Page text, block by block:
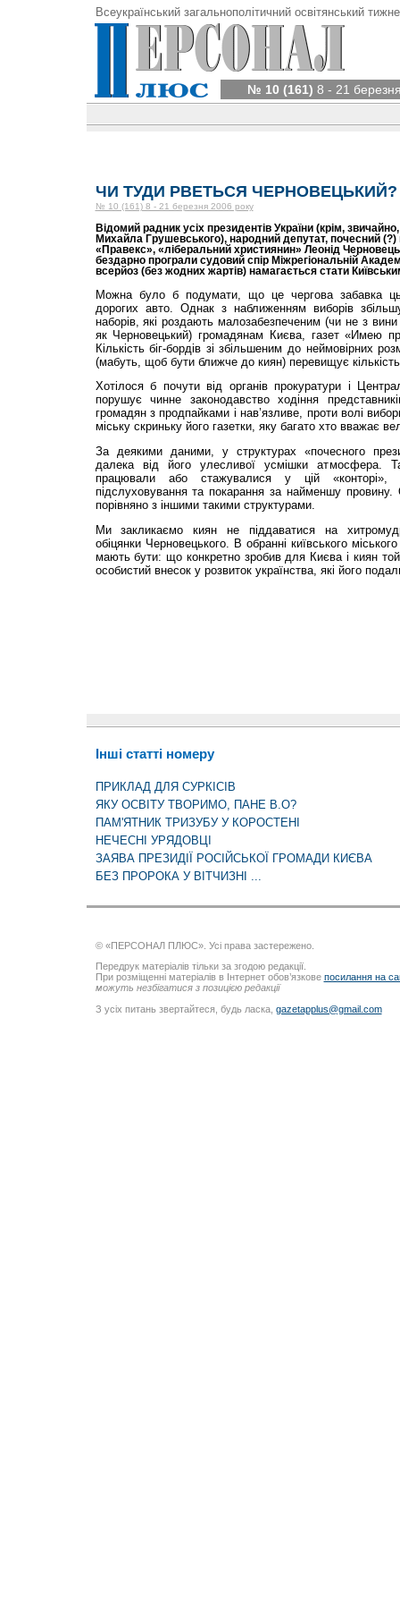
Всеукраїнський загальнополітичний освітянський
№ 10 (161) 8 - 21
ЧИ ТУДИ РВЕТЬСЯ ЧЕРНОВЕЦЬКИЙ?
№ 10 (161) 8 - 21 березня 2006 року
Відомий радник усіх президентів України (крім,
Михайла Грушевського), народний депутат, почесний (?)
«Правекс», «ліберальний християнин» Леонід
бездарно програли судовий спір Міжрегіональній
всерйоз (без жодних жартів) намагається стати
Можна було б подумати, що це чергова забавка
дорогих авто. Однак з наближенням виборів
наборів, які роздають малозабезпеченим (чи не з вини
як Черновецький) громадянам Києва, газет «Имею
Кількість біг-бордів зі збільшеним до неймовірних
(мабуть, щоб бути ближче до киян) перевищує кількість
Хотілося б почути від органів прокуратури і
порушує чинне законодавство ходіння
громадян з продпайками і нав’язливе, проти волі
міську скриньку його газетки, яку багато хто вважає
За деякими даними, у структурах «почесного
далека від його улесливої усмішки атмосфера.
працювали або стажувалися у цій «конторі»,
підслуховування та покарання за найменшу
порівняно з іншими такими структурами.
Ми закликаємо киян не піддаватися на
обіцянки Черновецького. В обранні київського
мають бути: що конкретно зробив для Києва і киян
особистий внесок у розвиток українства, які його
Інші статті номеру
ПРИКЛАД ДЛЯ СУРКІСІВ
ЯКУ ОСВІТУ ТВОРИМО, ПАНЕ В.О?
ПАМ'ЯТНИК ТРИЗУБУ У КОРОСТЕНІ
НЕЧЕСНІ УРЯДОВЦІ
ЗАЯВА ПРЕЗИДІЇ РОСІЙСЬКОЇ ГРОМАДИ КИЄВА
БЕЗ ПРОРОКА У ВІТЧИЗНІ ...
© «ПЕРСОНАЛ ПЛЮС». Усі права застережено.
Передрук матеріалів тільки за згодою редакції.
При розміщенні матеріалів в Інтернет обов’язкове посилання на
можуть незбігатися з позицією редакції
З усіх питань звертайтеся, будь ласка, gazetapplus@gmail.com